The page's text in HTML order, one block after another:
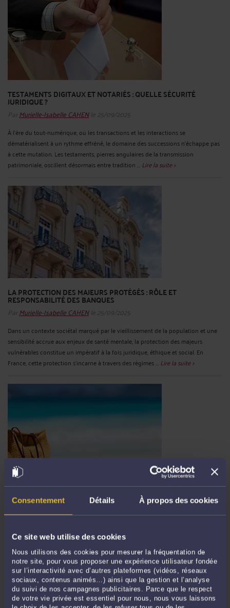
Consentement Détails À propos des cookies
Ce site web utilise des cookies
Nous utilisons des cookies pour mesurer la fréquentation de
notre site, pour vous proposer une expérience utilisateur fondée
sur l’interactivité avec d’autres plateformes (vidéos, réseaux
sociaux, contenus animés…) ainsi que la gestion et l’analyse
du suivi de nos campagnes publicitaires. Parce que le respect
de votre vie privée est essentiel pour nous, nous vous laissons
TESTAMENTS DIGITAUX ET NOTARIÉS : QUELLE SÉCURITÉ
JURIDIQUE ?
Par Murielle-Isabelle CAHENle 25/09/2025
À l’ère du tout-numérique, où les transactions et les interactions se
dématérialisent à un rythme effréné, le domaine des successions n’échappe pas
à cette mutation. Les testaments, pierres angulaires de la transmission
patrimoniale, oscillent désormais entre tradition ... Lire la suite >
LA PROTECTION DES MAJEURS PROTÉGÉS : RÔLE ET
RESPONSABILITÉ DES BANQUES
Par Murielle-Isabelle CAHENle 25/09/2025
Dans un contexte sociétal marqué par le vieillissement de la population et une
sensibilité accrue aux enjeux de santé mentale, la protection des majeurs
vulnérables constitue un impératif à la fois juridique, éthique et social. En
France, cette protection s’incarne à travers des régimes ... Lire la suite >
L’ANNULATION D’UN TESTAMENT : ENJEUX JURIDIQUES ET
ILLUSTRATION À TRAVERS LA SUCCESSION D’ALAIN DELON
place à une réalité plus terre-à-terre : celle du règlement de sa succession. Le
décès d’Alain Delon, survenu le 18 août 2024, n’a pas échappé à cette règle. ...
Lire la suite >